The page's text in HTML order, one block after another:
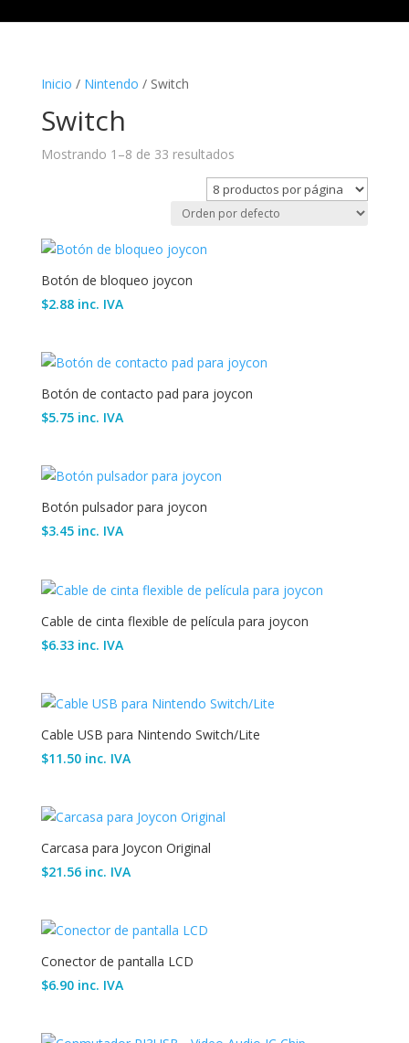
Inicio / Nintendo / Switch
Switch
Mostrando 1–8 de 33 resultados
Botón de bloqueo joycon
$2.88 inc. IVA
Botón de contacto pad para joycon
$5.75 inc. IVA
Botón pulsador para joycon
$3.45 inc. IVA
Cable de cinta flexible de película para joycon
$6.33 inc. IVA
Cable USB para Nintendo Switch/Lite
$11.50 inc. IVA
Carcasa para Joycon Original
$21.56 inc. IVA
Conector de pantalla LCD
$6.90 inc. IVA